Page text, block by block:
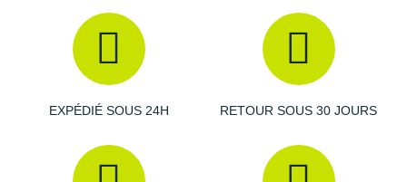
EXPÉDIÉ SOUS 24H RETOUR SOUS 30 JOURS
Speedo
Ta Energy
The North Face